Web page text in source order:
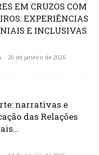
EM CRUZOS COM
EXPERIÊNCIAS
E INCLUSIVAS
- 20 de janeiro de 2026
narrativas e
das Relações